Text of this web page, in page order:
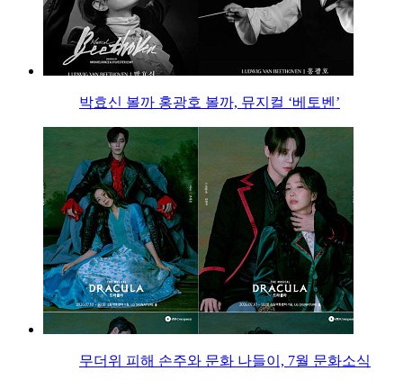
박효신 볼까 홍광호 볼까, 뮤지컬 ‘베토벤’
무더위 피해 손주와 문화 나들이, 7월 문화소식